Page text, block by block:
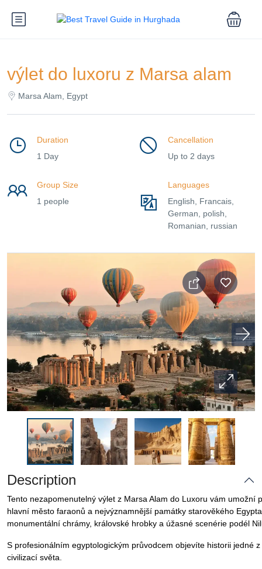
výlet do luxoru z Marsa alam
Marsa Alam, Egypt
Duration
1 Day
Cancellation
Up to 2 days
Group Size
1 people
Languages
English, Francais,
German, polish,
Romanian, russian
Description
Tento nezapomenutelný výlet z Marsa Alam do Luxoru vám umožní
hlavní město faraonů a nejvýznamnější památky starověkého
monumentální chrámy, královské hrobky a úžasné scenérie podél
S profesionálním egyptologickým průvodcem objevíte historii jedné
civilizací světa.